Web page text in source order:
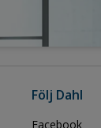
Följ Dahl
Facebook